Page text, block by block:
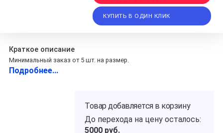
КУПИТЬ В ОДИН КЛИК
Краткое описание
Минимальный заказ от 5 шт. на размер.
Подробнее...
Товар добавляется в корзину
До перехода на цену осталось:
5000 руб.